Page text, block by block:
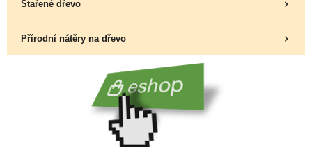
Stařené dřevo
Přírodní nátěry na dřevo